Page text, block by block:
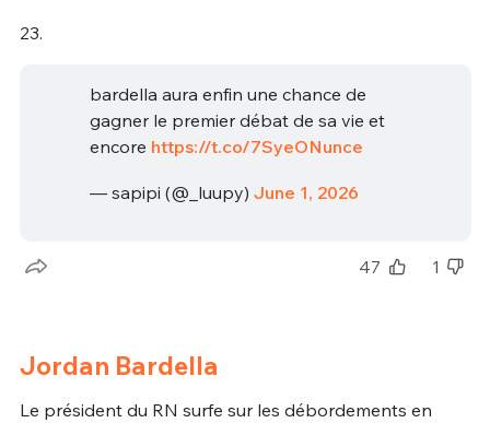
23.
bardella aura enfin une chance de
gagner le premier débat de sa vie et
encore https://t.co/7SyeONunce
— sapipi (@_luupy) June 1, 2026
47 1
Jordan Bardella
Le président du RN surfe sur les débordements en